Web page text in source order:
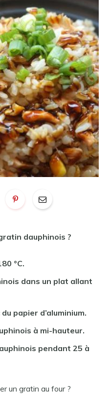
dauphinois ?
°C.
dans un plat allant
papier d’aluminium.
à mi-hauteur.
pendant 25 à
un gratin au four ?